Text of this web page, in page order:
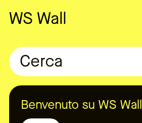
WS Wall
Cerca
Benvenuto su WS Wall